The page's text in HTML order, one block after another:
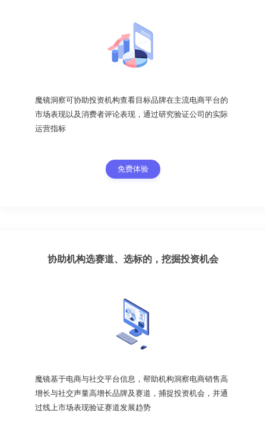
魔镜洞察可协助投资机构查看目标品牌在主流电商平台的
市场表现以及消费者评论表现，通过研究验证公司的实际
运营指标
免费体验
协助机构选赛道、选标的，挖掘投资机会
魔镜基于电商与社交平台信息，帮助机构洞察电商销售高
增长与社交声量高增长品牌及赛道，捕捉投资机会，并通
过线上市场表现验证赛道发展趋势